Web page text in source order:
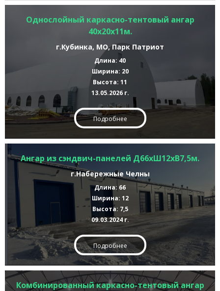
Однослойный каркасно-тентовый ангар
40х20х11м.
г.Кубинка, МО, Парк Патриот
Длина: 40
Ширина: 20
Высота: 11
13.05.2026 г.
Подробнее
Ангар из сэндвич-панелей Д66хШ12хВ7,5м.
г.Набережные Челны
Длина: 66
Ширина: 12
Высота: 7,5
09.03.2024 г.
Подробнее
Комбинированный каркасно-тентовый ангар